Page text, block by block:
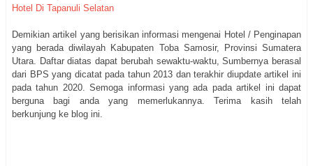
Hotel Di Tapanuli Selatan
Demikian artikel yang berisikan informasi mengenai Hotel / Penginapan
yang berada diwilayah Kabupaten Toba Samosir, Provinsi Sumatera
Utara. Daftar diatas dapat berubah sewaktu-waktu, Sumbernya berasal
dari BPS yang dicatat pada tahun 2013 dan terakhir diupdate artikel ini
pada tahun 2020. Semoga informasi yang ada pada artikel ini dapat
berguna bagi anda yang memerlukannya. Terima kasih telah
berkunjung ke blog ini.